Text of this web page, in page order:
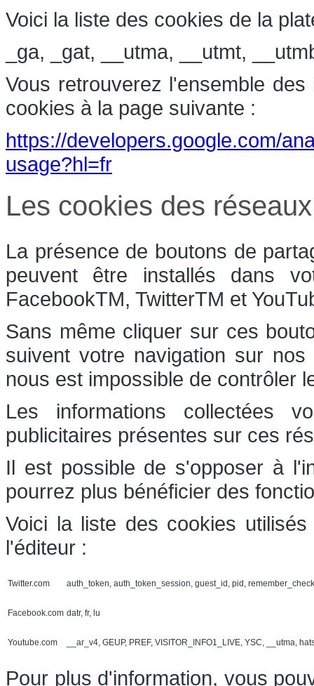
Voici la liste des cookies de la
_ga, _gat, __utma, __utmt,
Vous retrouverez l'ensemble
cookies à la page suivante :
https://developers.google.com/
usage?hl=fr
Les cookies des
La présence de boutons de
peuvent être installés dans
FacebookTM, TwitterTM et
Sans même cliquer sur ces
suivent votre navigation sur
nous est impossible de contrôler
Les informations collectées
publicitaires présentes sur ces
Il est possible de s'opposer à
pourrez plus bénéficier des
Voici la liste des cookies
l'éditeur :
Twitter.com auth_token, auth_token_session, guest_id, pid,
Facebook.com datr, fr, lu
Youtube.com __ar_v4, GEUP, PREF, VISITOR_INFO1_LIVE, YSC, __utma,
Pour plus d'information, vous